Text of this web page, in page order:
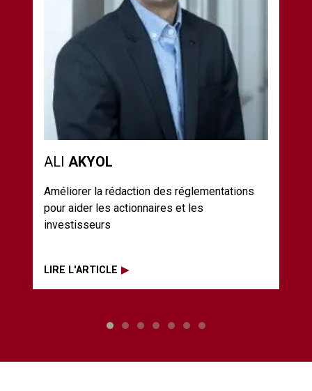
ALI AKYOL
Améliorer la rédaction des réglementations
pour aider les actionnaires et les
investisseurs
LIRE L'ARTICLE